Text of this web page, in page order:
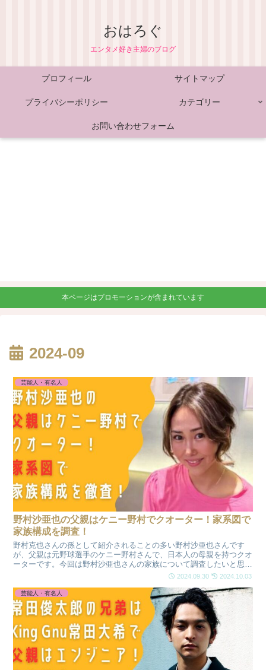
おはろぐ
エンタメ好き主婦のブログ
プロフィール サイトマップ
プライバシーポリシー カテゴリー
お問い合わせフォーム
本ページはプロモーションが含まれています
2024-09
芸能人・有名人
野村沙亜也の父親はケニー野村でクオーター！家系図で
家族構成を調査！
野村克也さんの孫として紹介されることの多い野村沙亜也さんです
が、父親は元野球選手のケニー野村さんで、日本人の母親を持つクオ
ーターです。今回は野村沙亜也さんの家族について調査したいと思い
2024.09.30 2024.10.03
芸能人・有名人